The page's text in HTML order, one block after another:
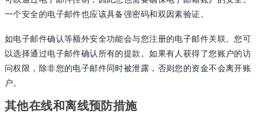
一个安全的电子邮件也应该具备强密码和双因素验证。
如电子邮件确认等额外安全功能会与您注册的电子邮件关联。您可
以选择通过电子邮件确认所有的提款。如果有人获得了您账户的访
问权限，除非您的电子邮件同时被泄露，否则您的资金不会离开账
户。
其他在线和离线预防措施